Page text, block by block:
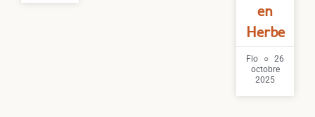
en
Herbe
Flo
26
octobre
2025